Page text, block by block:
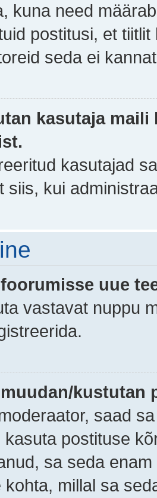
kuna need
postitusi, et
seda ei
kasutaja
kasutajad
siis, kui
uue
vastavat nuppu
kustutan
saad
kasuta postituse
sa seda
kohta, millal sa